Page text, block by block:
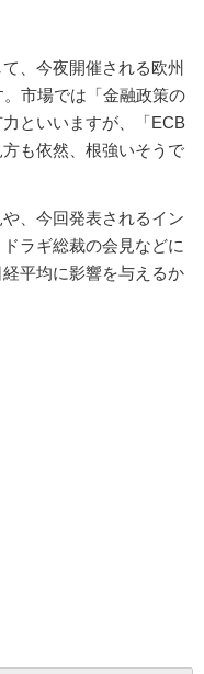
、今夜開催される欧州
市場では「金融政策の
といいますが、「ECB
も依然、根強いそうで
、今回発表されるイン
ラギ総裁の会見などに
平均に影響を与えるか